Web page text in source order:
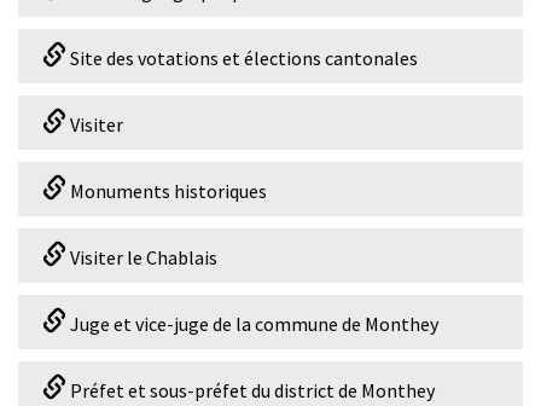
Site des votations et élections cantonales
Visiter
Monuments historiques
Visiter le Chablais
Juge et vice-juge de la commune de Monthey
Préfet et sous-préfet du district de Monthey